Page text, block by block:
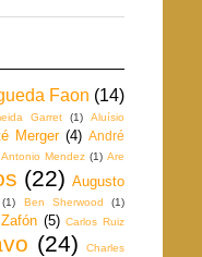
Faon (14)
Garret (1)
Aluísio
Merger (4) André
Antonio Mendez (1) Are
(22) Augusto
(1) Ben Sherwood (1)
(5) Carlos Ruiz
(24)
Charles